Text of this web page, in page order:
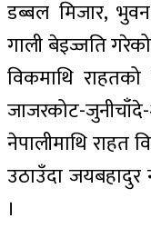
डब्बल मिजार,
गाली बेइज्जति
विकमाथि राहतको
जाजरकोट-
नेपालीमाथि राहत
उठाउँदा जयबहादुर
।